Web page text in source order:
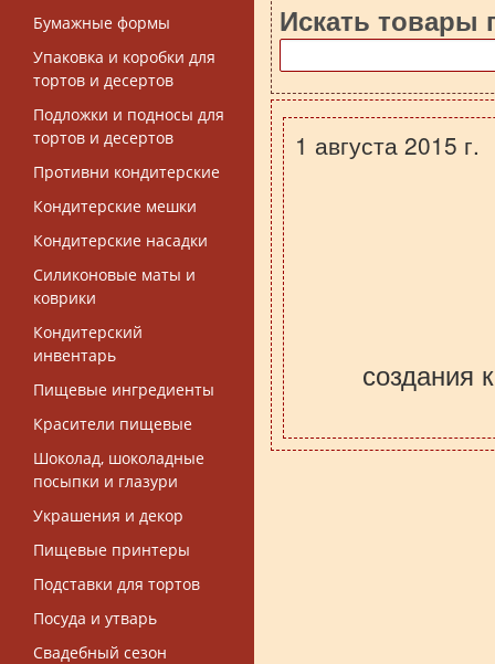
Бумажные формы
Упаковка и коробки для
тортов и десертов
Подложки и подносы для
тортов и десертов
Противни кондитерские
Кондитерские мешки
Кондитерские насадки
Силиконовые маты и
коврики
Кондитерский
инвентарь
Пищевые ингредиенты
Красители пищевые
Шоколад, шоколадные
посыпки и глазури
Украшения и декор
Пищевые принтеры
Подставки для тортов
Посуда и утварь
Свадебный сезон
Искать товары
1 августа 2015 г.
создания